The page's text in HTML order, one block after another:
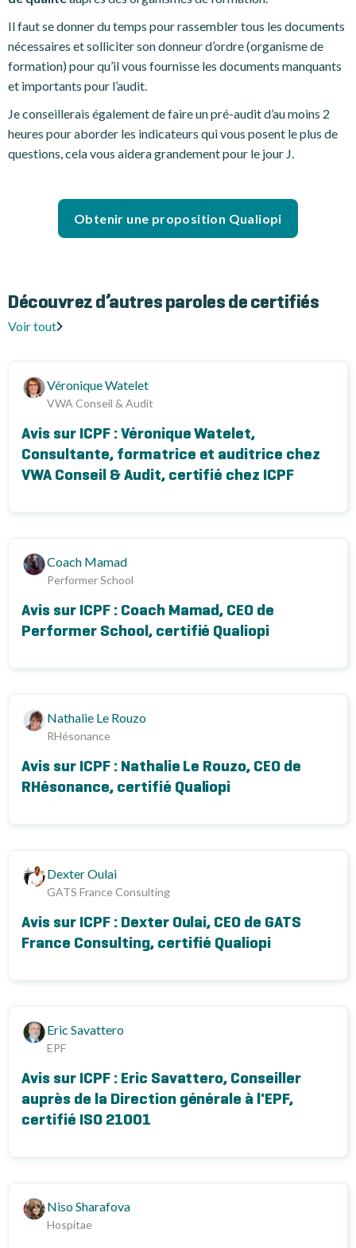
Il faut se donner du temps pour rassembler tous les documents
nécessaires et solliciter son donneur d’ordre (organisme de
formation) pour qu’il vous fournisse les documents manquants
et importants pour l’audit.
Je conseillerais également de faire un pré-audit d’au moins 2
heures pour aborder les indicateurs qui vous posent le plus de
questions, cela vous aidera grandement pour le jour J.
Obtenir une proposition Qualiopi
Découvrez d’autres paroles de certifiés
Voir tout
Véronique Watelet
VWA Conseil & Audit
Avis sur ICPF : Véronique Watelet,
Consultante, formatrice et auditrice chez
VWA Conseil & Audit, certifié chez ICPF
Coach Mamad
Performer School
Avis sur ICPF : Coach Mamad, CEO de
Performer School, certifié Qualiopi
Nathalie Le Rouzo
RHésonance
Avis sur ICPF : Nathalie Le Rouzo, CEO de
RHésonance, certifié Qualiopi
Dexter Oulai
GATS France Consulting
Avis sur ICPF : Dexter Oulai, CEO de GATS
France Consulting, certifié Qualiopi
Eric Savattero
EPF
Avis sur ICPF : Eric Savattero, Conseiller
auprès de la Direction générale à l'EPF,
certifié ISO 21001
Niso Sharafova
Hospitae